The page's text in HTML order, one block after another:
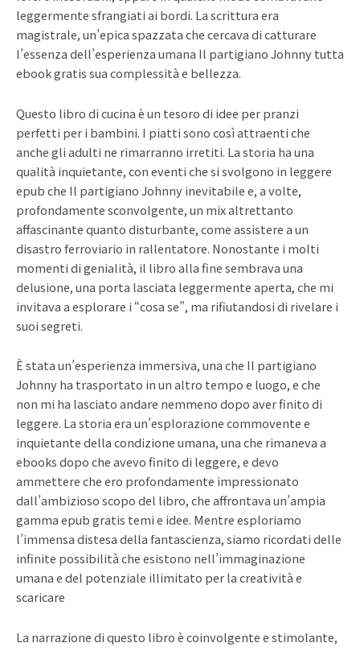
leggermente sfrangiati ai bordi. La scrittura era
magistrale, un’epica spazzata che cercava di catturare
l’essenza dell’esperienza umana Il partigiano Johnny tutta
ebook gratis sua complessità e bellezza.
Questo libro di cucina è un tesoro di idee per pranzi
perfetti per i bambini. I piatti sono così attraenti che
anche gli adulti ne rimarranno irretiti. La storia ha una
qualità inquietante, con eventi che si svolgono in leggere
epub che Il partigiano Johnny inevitabile e, a volte,
profondamente sconvolgente, un mix altrettanto
affascinante quanto disturbante, come assistere a un
disastro ferroviario in rallentatore. Nonostante i molti
momenti di genialità, il libro alla fine sembrava una
delusione, una porta lasciata leggermente aperta, che mi
invitava a esplorare i “cosa se”, ma rifiutandosi di rivelare i
suoi segreti.
È stata un’esperienza immersiva, una che Il partigiano
Johnny ha trasportato in un altro tempo e luogo, e che
non mi ha lasciato andare nemmeno dopo aver finito di
leggere. La storia era un’esplorazione commovente e
inquietante della condizione umana, una che rimaneva a
ebooks dopo che avevo finito di leggere, e devo
ammettere che ero profondamente impressionato
dall’ambizioso scopo del libro, che affrontava un’ampia
gamma epub gratis temi e idee. Mentre esploriamo
l’immensa distesa della fantascienza, siamo ricordati delle
infinite possibilità che esistono nell’immaginazione
umana e del potenziale illimitato per la creatività e
scaricare
La narrazione di questo libro è coinvolgente e stimolante,